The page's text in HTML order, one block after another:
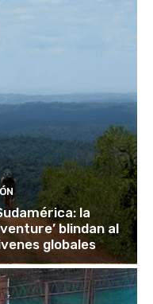
la
blindan al
globales